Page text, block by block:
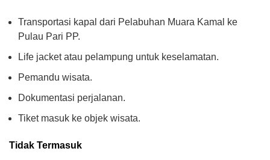
Transportasi kapal dari Pelabuhan Muara Kamal ke
Pulau Pari PP.
Life jacket atau pelampung untuk keselamatan.
Pemandu wisata.
Dokumentasi perjalanan.
Tiket masuk ke objek wisata.
Tidak Termasuk